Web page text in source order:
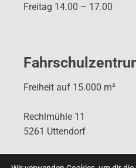
Freitag 14.00 – 17.00
Freiheit auf 15.000 m²
Rechlmühle 11
5261 Uttendorf